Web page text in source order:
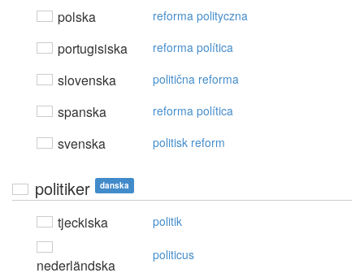
polska reforma polityczna
portugisiska reforma política
slovenska politična reforma
spanska reforma política
svenska politisk reform
politiker danska
tjeckiska politik
nederländska
politicus